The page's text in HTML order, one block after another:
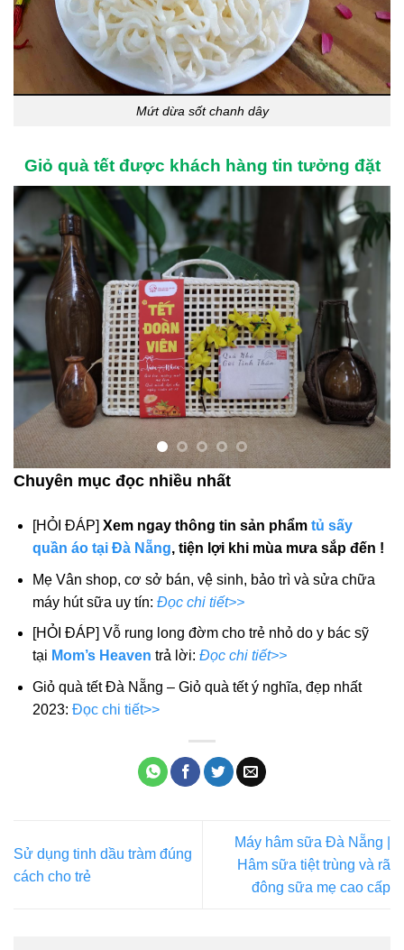
Mứt dừa sốt chanh dây
Giỏ quà tết được khách hàng tin tưởng đặt
Chuyên mục đọc nhiều nhất
[HỎI ĐÁP] Xem ngay thông tin sản phẩm tủ sấy
quần áo tại Đà Nẵng, tiện lợi khi mùa mưa sắp đến !
Mẹ Vân shop, cơ sở bán, vệ sinh, bảo trì và sửa chữa
máy hút sữa uy tín: Đọc chi tiết>>
[HỎI ĐÁP] Vỗ rung long đờm cho trẻ nhỏ do y bác sỹ
tại Mom’s Heaven trả lời: Đọc chi tiết>>
Giỏ quà tết Đà Nẵng – Giỏ quà tết ý nghĩa, đẹp nhất
2023: Đọc chi tiết>>
Sử dụng tinh dầu tràm đúng
cách cho trẻ
Máy hâm sữa Đà Nẵng |
Hâm sữa tiệt trùng và rã
đông sữa mẹ cao cấp